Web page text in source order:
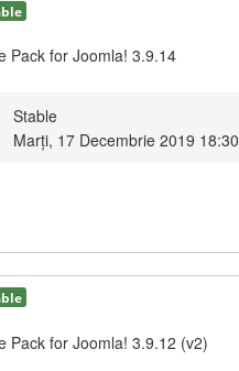
Pack for Joomla! 3.9.14
Stable
Marți, 17 Decembrie 2019 18:30
Pack for Joomla! 3.9.12 (v2)